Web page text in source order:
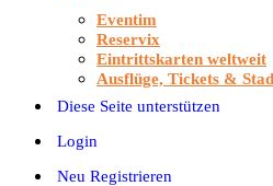
Eventim
Reservix
Eintrittskarten weltweit
Ausflüge, Tickets &
Diese Seite unterstützen
Login
Neu Registrieren